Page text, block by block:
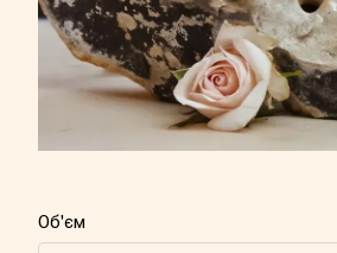
Об'єм